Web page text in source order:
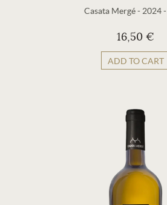
Casata Mergé - 2024-
16,50 €
ADD TO CART